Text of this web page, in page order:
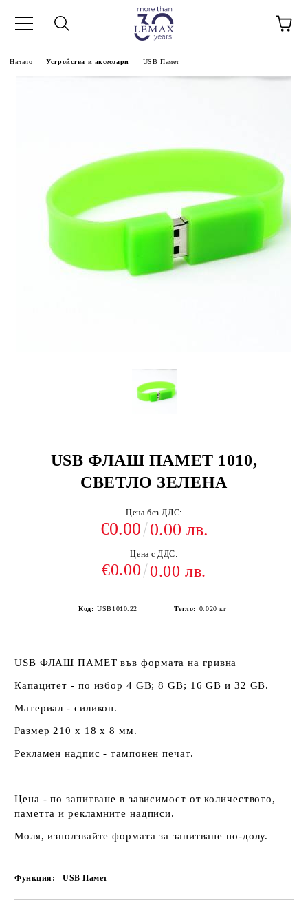
Начало Устройства и аксесоари USB Памет
USB ФЛАШ ПАМЕТ 1010,
СВЕТЛО ЗЕЛЕНА
Цена без ДДС:
€0.00 0.00 лв.
Цена с ДДС:
€0.00 0.00 лв.
Код: USB1010.22 Тегло: 0.020 кг
USB ФЛАШ ПАМЕТ във формата на гривна
Капацитет - по избор 4 GB; 8 GB; 16 GB и 32 GB.
Материал - силикон.
Размер 210 х 18 х 8 мм.
Рекламен надпис - тампонен печат.
Цена - по запитване в зависимост от количеството,
паметта и рекламните надписи.
Моля, използвайте формата за запитване по-долу.
Функция: USB Памет